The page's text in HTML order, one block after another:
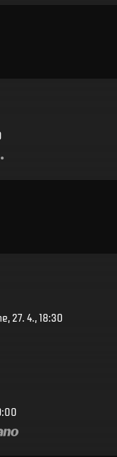
27. 4., 18:30